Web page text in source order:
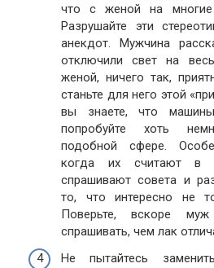
что с женой на многие
Разрушайте эти
анекдот. Мужчина
отключили свет на
женой, ничего так,
станьте для него этой
вы знаете, что
попробуйте хоть
подобной сфере.
когда их считают в
спрашивают совета и
то, что интересно не
Поверьте, вскоре
спрашивать, чем лак
Не пытайтесь